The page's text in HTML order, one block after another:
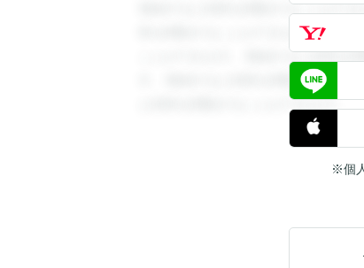
登録すると回答を閲覧することがで
答を閲覧することができます。登録
ことができます。登録すると回答を
す。登録すると回答を閲覧すること
と回答を閲覧することができます。
※個